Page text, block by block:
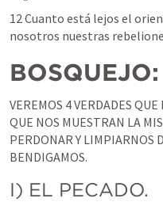
12 Cuanto está lejos el
nosotros nuestras
BOSQUEJO:
VEREMOS 4 VERDADES
QUE NOS MUESTRAN LA
PERDONAR Y LIMPIARNOS
BENDIGAMOS.
I) EL PECADO.